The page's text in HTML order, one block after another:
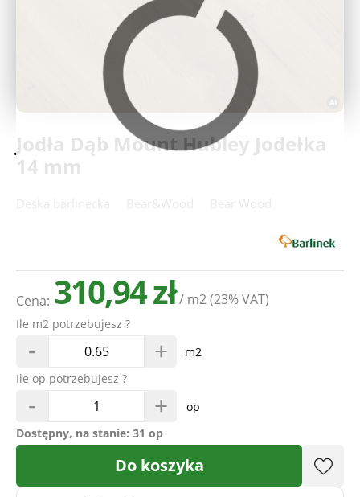
Deweloperzy
Jodła Dąb Mount Hubley Jodełka
14 mm
Cena: 310,94 zł/ m2(23% VAT)
Ile m2 potrzebujesz ?
- +
m2
Ile op potrzebujesz ?
- +
op
Dostępny, na stanie: 31 op
Do koszyka